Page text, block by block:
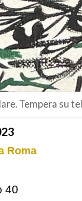
Tempera su
Roma
40